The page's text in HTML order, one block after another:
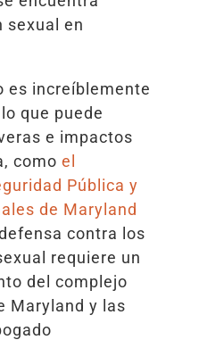
sexual en
es increíblemente
que puede
e impactos
como el
Pública y
de Maryland
contra los
requiere un
del complejo
Maryland y las